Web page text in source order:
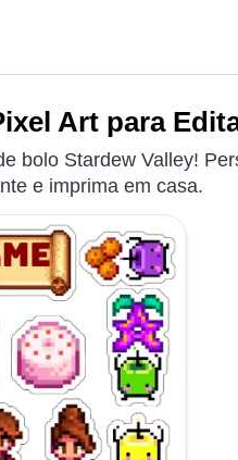
Art para
bolo Stardew Valley!
e imprima em casa.